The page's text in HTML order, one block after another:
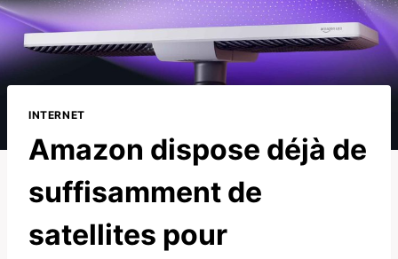
INTERNET
Amazon dispose déjà de
suffisamment de
satellites pour